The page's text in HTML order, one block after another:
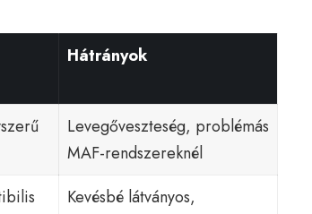
Hátrányok
Levegőveszteség, problémás
MAF-rendszereknél
Kevésbé látványos,